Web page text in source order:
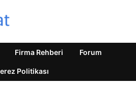
Firma Rehberi Forum
Politikası